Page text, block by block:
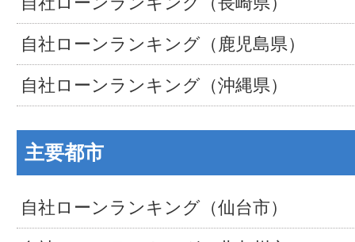
自社ローンランキング（鹿児島県）
自社ローンランキング（沖縄県）
主要都市
自社ローンランキング（仙台市）